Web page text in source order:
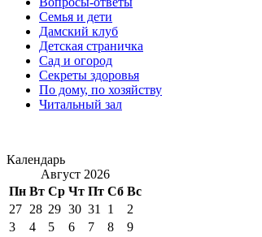
Семья и дети
Дамский клуб
Детская страничка
Сад и огород
Секреты здоровья
По дому, по хозяйству
Читальный зал
Календарь
Август 2026
Пн Вт Ср Чт Пт Сб Вс
27 28 29 30 31 1
2
3
4 5 6 7 8
9